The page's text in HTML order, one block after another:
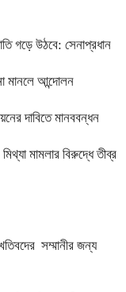
গড়ে উঠবে: সেনাপ্রধান
মানলে আন্দোলন
দাবিতে মানববন্ধন
মামলার বিরুদ্ধে তীব্র
সম্মানীর জন্য